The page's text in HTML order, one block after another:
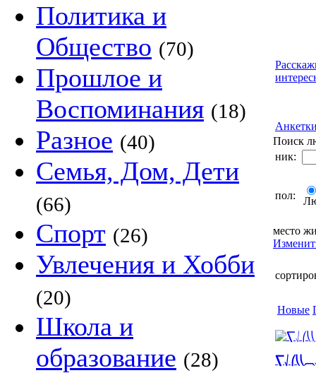
Политика и
Общество (70)
Прошлое и
Воспоминания (18)
Разное (40)
Семья, Дом, Дети
(66)
Спорт (26)
Увлечения и Хобби
(20)
Школа и
образование (28)
Поиск
ник:
пол:
место
Новые